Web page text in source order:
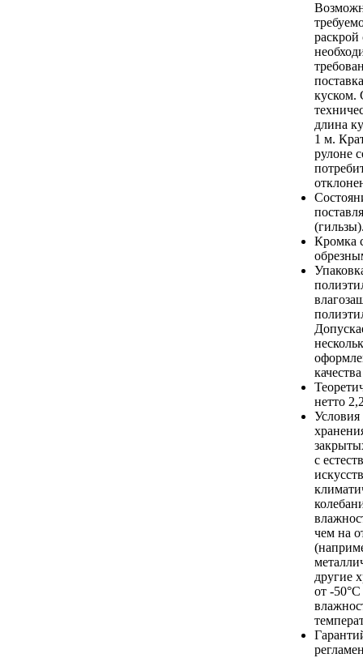
раскрой
куском.
длина
1 м.
рулоне
Кромка
нетто
Условия
с
чем на
другие
от -